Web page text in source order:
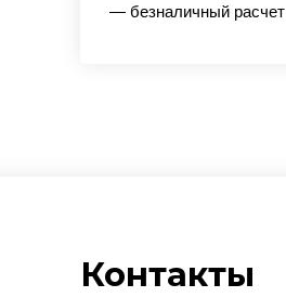
— безналичный расчет
Контакты